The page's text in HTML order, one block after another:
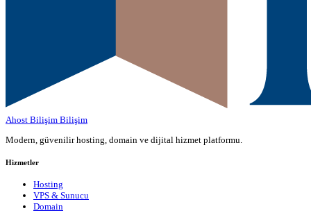
Ahost Bilişim Bilişim
Modern, güvenilir hosting, domain ve dijital hizmet platformu.
Hizmetler
Hosting
VPS & Sunucu
Domain